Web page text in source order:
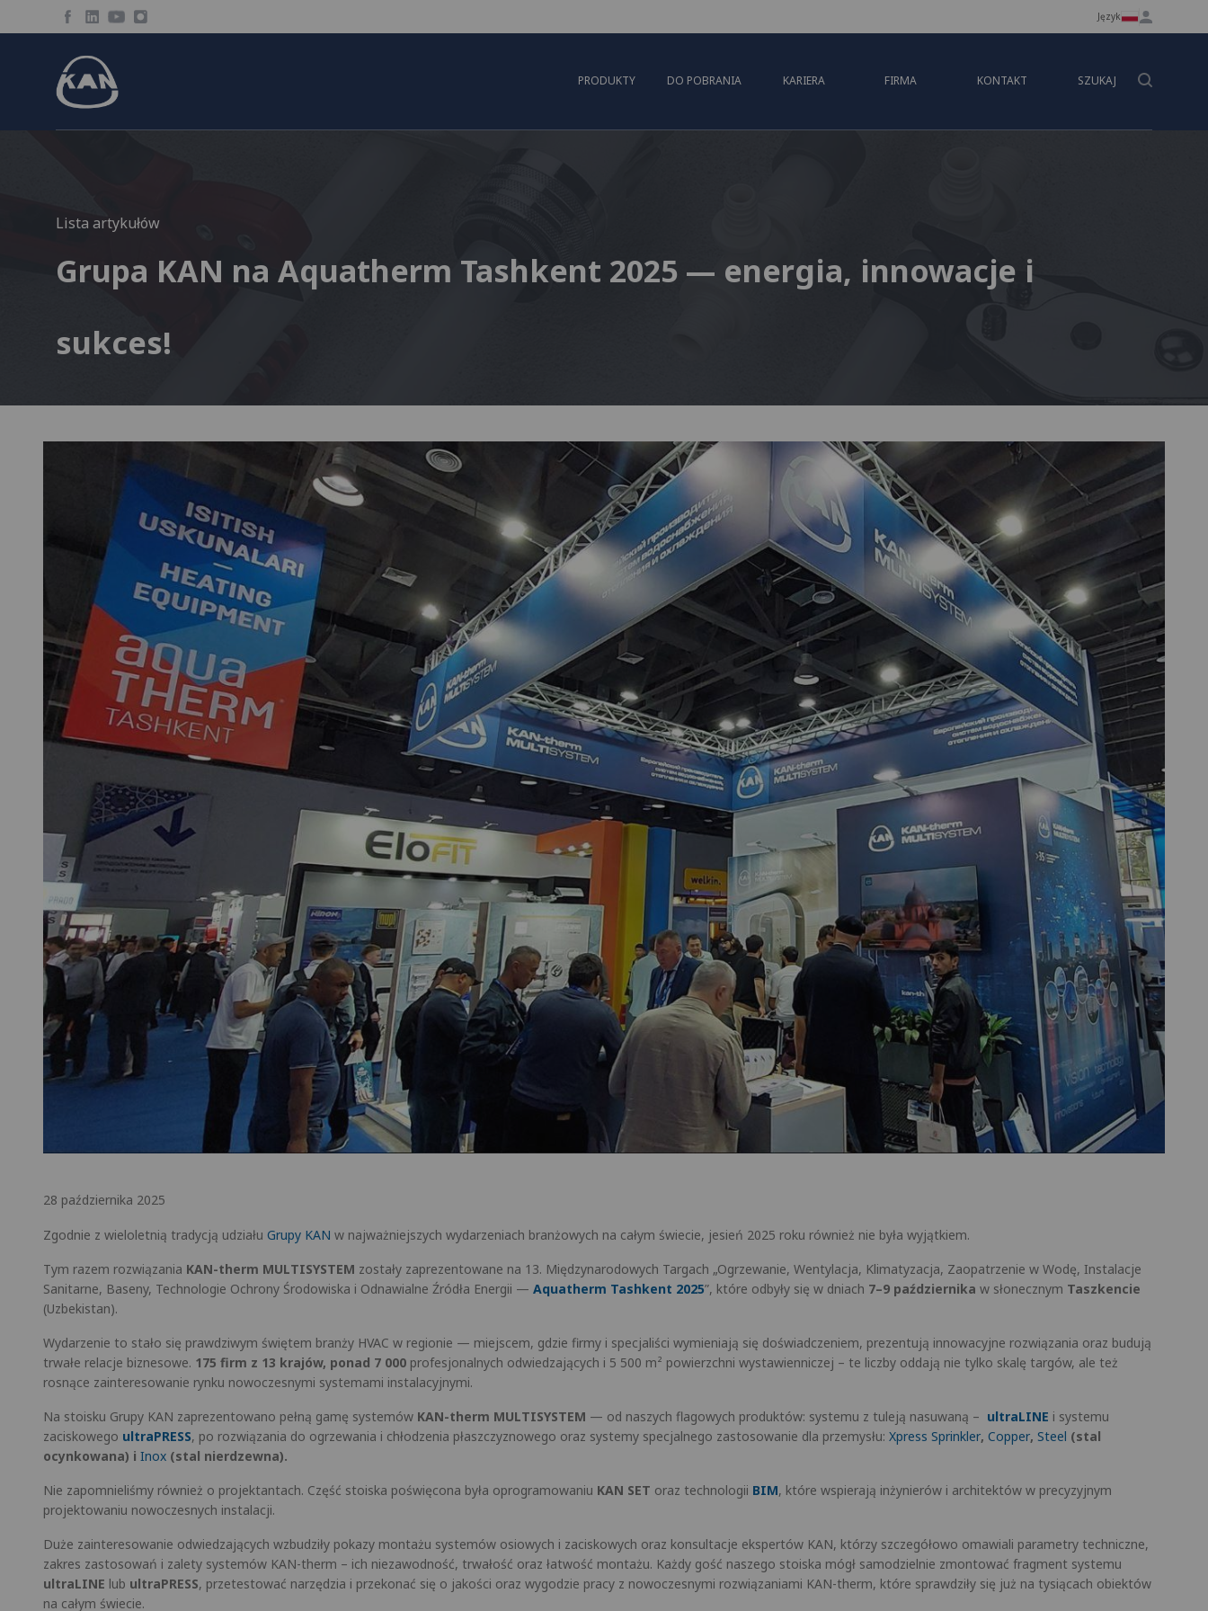
Język
PRODUKTY DO POBRANIA KARIERA FIRMA KONTAKT SZUKAJ
Lista artykułów
Grupa KAN na Aquatherm Tashkent 2025 — energia, innowacje i
sukces!
28 października 2025
Zgodnie z wieloletnią tradycją udziału Grupy KAN w najważniejszych wydarzeniach branżowych na całym świecie, jesień 2025 roku również nie była wyjątkiem.
Tym razem rozwiązania KAN-therm MULTISYSTEM zostały zaprezentowane na 13. Międzynarodowych Targach „Ogrzewanie, Wentylacja, Klimatyzacja, Zaopatrzenie w Wodę, Instalacje
Sanitarne, Baseny, Technologie Ochrony Środowiska i Odnawialne Źródła Energii — Aquatherm Tashkent 2025”, które odbyły się w dniach 7–9 października w słonecznym Taszkencie
(Uzbekistan).
Wydarzenie to stało się prawdziwym świętem branży HVAC w regionie — miejscem, gdzie firmy i specjaliści wymieniają się doświadczeniem, prezentują innowacyjne rozwiązania oraz budują
trwałe relacje biznesowe. 175 firm z 13 krajów, ponad 7 000 profesjonalnych odwiedzających i 5 500 m² powierzchni wystawienniczej – te liczby oddają nie tylko skalę targów, ale też
rosnące zainteresowanie rynku nowoczesnymi systemami instalacyjnymi.
Na stoisku Grupy KAN zaprezentowano pełną gamę systemów KAN-therm MULTISYSTEM — od naszych flagowych produktów: systemu z tuleją nasuwaną – ultraLINE i systemu
zaciskowego ultraPRESS, po rozwiązania do ogrzewania i chłodzenia płaszczyznowego oraz systemy specjalnego zastosowanie dla przemysłu: Xpress Sprinkler, Copper, Steel (stal
ocynkowana) i Inox (stal nierdzewna).
Nie zapomnieliśmy również o projektantach. Część stoiska poświęcona była oprogramowaniu KAN SET oraz technologii BIM, które wspierają inżynierów i architektów w precyzyjnym
projektowaniu nowoczesnych instalacji.
Duże zainteresowanie odwiedzających wzbudziły pokazy montażu systemów osiowych i zaciskowych oraz konsultacje ekspertów KAN, którzy szczegółowo omawiali parametry techniczne,
zakres zastosowań i zalety systemów KAN-therm – ich niezawodność, trwałość oraz łatwość montażu. Każdy gość naszego stoiska mógł samodzielnie zmontować fragment systemu
ultraLINE lub ultraPRESS, przetestować narzędzia i przekonać się o jakości oraz wygodzie pracy z nowoczesnymi rozwiązaniami KAN-therm, które sprawdziły się już na tysiącach obiektów
na całym świecie.